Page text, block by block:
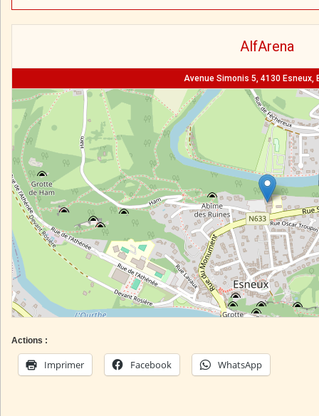
AlfArena
Avenue Simonis 5, 4130 Esneux,
Actions :
Imprimer Facebook WhatsApp